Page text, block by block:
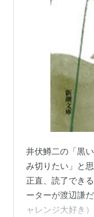
井伏鱒二の「黒
み切りたい」と
正直、読了でき
ーターが渡辺謙
ャレンジ大好き